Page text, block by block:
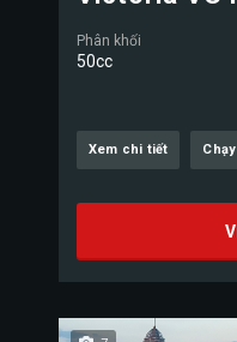
Phân khối
50cc
Xem chi tiết